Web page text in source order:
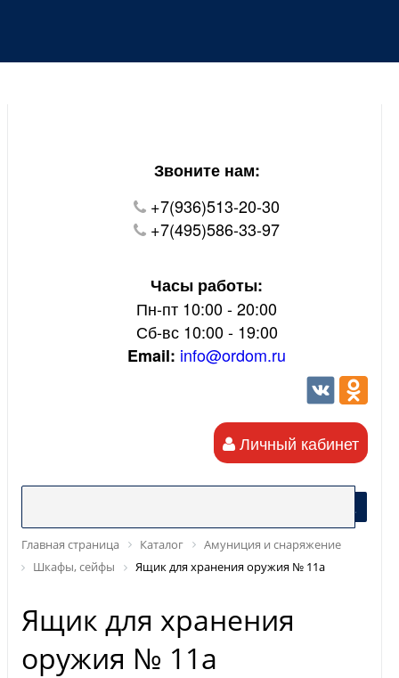
В настоящий момент на нашем сайте ведуться
Звоните нам:
+7(936)513-20-30
+7(495)586-33-97
Часы работы:
Пн-пт 10:00 - 20:00
Сб-вс 10:00 - 19:00
Email: info@ordom.ru
Личный кабинет
Главная страница Каталог
Амуниция и снаряжение
Шкафы, сейфы
Ящик для хранения оружия № 11а
Ящик для хранения
оружия № 11а